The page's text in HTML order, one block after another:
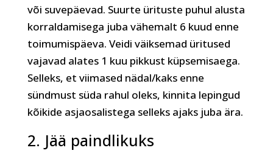
või suvepäevad. Suurte ürituste puhul alusta
korraldamisega juba vähemalt 6 kuud enne
toimumispäeva. Veidi väiksemad üritused
vajavad alates 1 kuu pikkust küpsemisaega.
Selleks, et viimased nädal/kaks enne
sündmust süda rahul oleks, kinnita lepingud
kõikide asjaosalistega selleks ajaks juba ära.
2. Jää paindlikuks